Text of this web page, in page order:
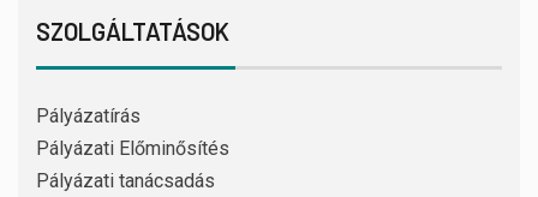
SZOLGÁLTATÁSOK
Pályázatírás
Pályázati Előminősítés
Pályázati tanácsadás